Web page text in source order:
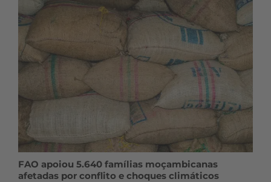
FAO apoiou 5.640 famílias moçambicanas
afetadas por conflito e choques climáticos